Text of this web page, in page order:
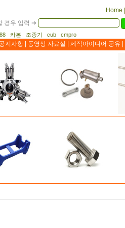
Home
경우 입력 ➔
카본 조종기 cub cmpro
공지사항 동영상 자료실 제작아이디어 공유